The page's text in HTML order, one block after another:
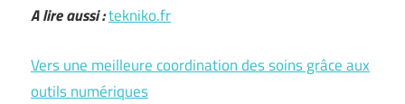
A lire aussi :tekniko.fr
Vers une meilleure coordination des soins grâce aux
outils numériques